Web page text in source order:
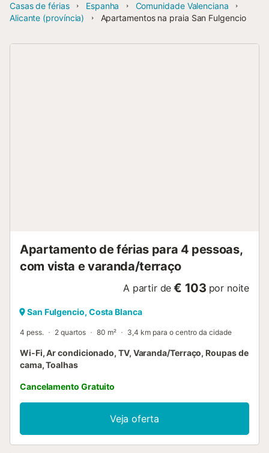
Casas de férias Espanha
Comunidade Valenciana
Alicante (província)
Apartamentos na praia San Fulgencio
Apartamento de férias para 4 pessoas,
com vista e varanda/terraço
A partir de € 103 por noite
San Fulgencio, Costa Blanca
4 pess. 2 quartos 80 m² 3,4 km para o centro da cidade
Wi-Fi, Ar condicionado, TV, Varanda/Terraço, Roupas de
cama, Toalhas
Cancelamento Gratuito
Veja oferta